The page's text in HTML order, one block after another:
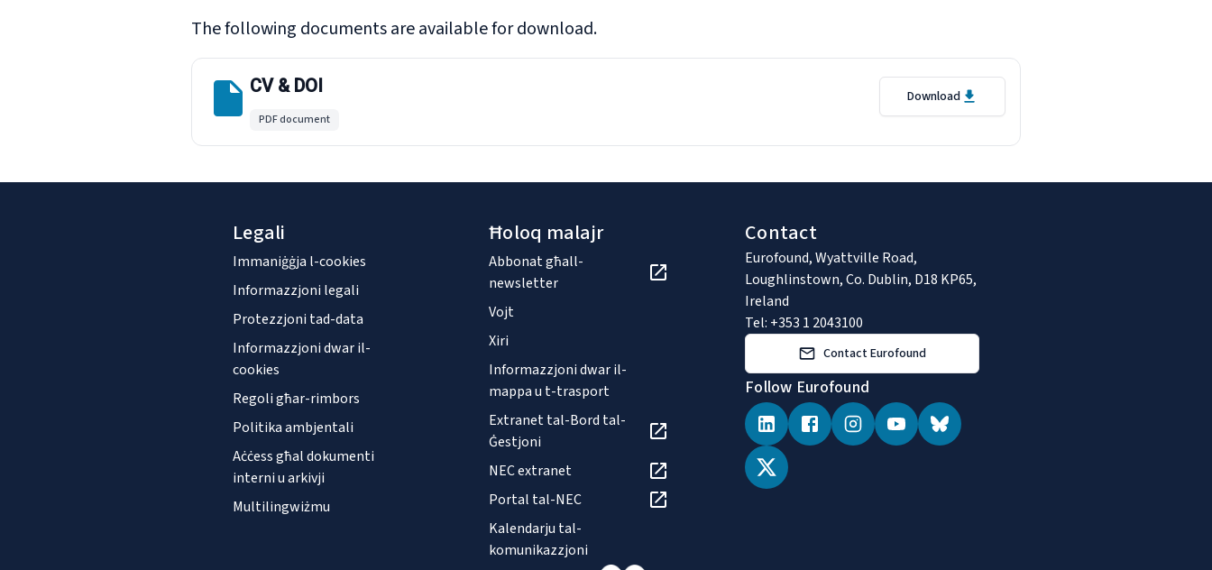
The following documents are available for download.
CV & DOI
PDF document
Download
Legali
Immaniġġja l-cookies
Informazzjoni legali
Protezzjoni tad-data
Informazzjoni dwar il-
cookies
Regoli għar-rimbors
Politika ambjentali
Aċċess għal dokumenti
interni u arkivji
Multilingwiżmu
Ħoloq malajr
Abbonat għall-
newsletter
Vojt
Xiri
Informazzjoni dwar il-
mappa u t-trasport
Extranet tal-Bord tal-
Ġestjoni
NEC extranet
Portal tal-NEC
Kalendarju tal-
komunikazzjoni
Contact
Eurofound, Wyattville Road,
Loughlinstown, Co. Dublin, D18 KP65,
Ireland
Tel: +353 1 2043100
Contact Eurofound
Follow Eurofound